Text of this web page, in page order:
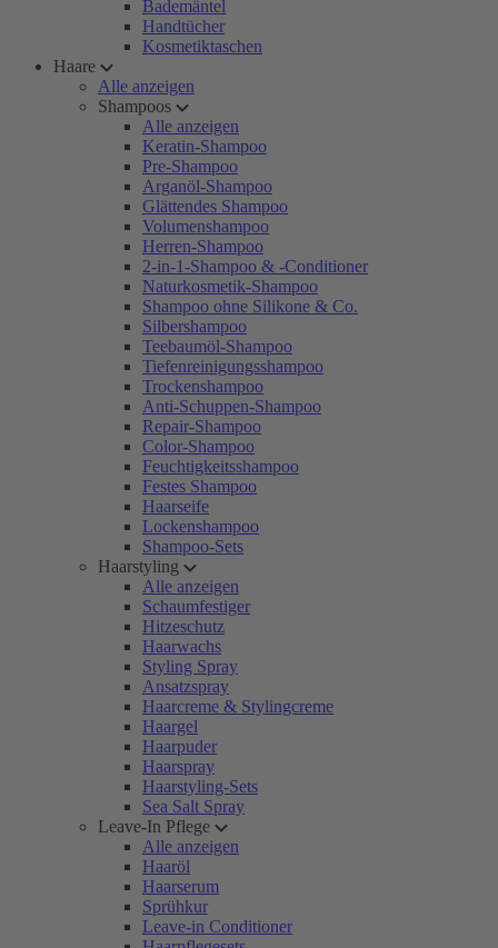
Bademäntel
Handtücher
Kosmetiktaschen
Haare
Alle anzeigen
Shampoos
Alle anzeigen
Keratin-Shampoo
Pre-Shampoo
Arganöl-Shampoo
Glättendes Shampoo
Volumenshampoo
Herren-Shampoo
2-in-1-Shampoo & -Conditioner
Naturkosmetik-Shampoo
Shampoo ohne Silikone & Co.
Silbershampoo
Teebaumöl-Shampoo
Tiefenreinigungsshampoo
Trockenshampoo
Anti-Schuppen-Shampoo
Repair-Shampoo
Color-Shampoo
Feuchtigkeitsshampoo
Festes Shampoo
Haarseife
Lockenshampoo
Shampoo-Sets
Haarstyling
Alle anzeigen
Schaumfestiger
Hitzeschutz
Haarwachs
Styling Spray
Ansatzspray
Haarcreme & Stylingcreme
Haargel
Haarpuder
Haarspray
Haarstyling-Sets
Sea Salt Spray
Leave-In Pflege
Alle anzeigen
Haaröl
Haarserum
Sprühkur
Leave-in Conditioner